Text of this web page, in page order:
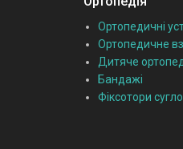
Ортопедичні
Ортопедичне
Дитяче
Бандажі
Фіксотори